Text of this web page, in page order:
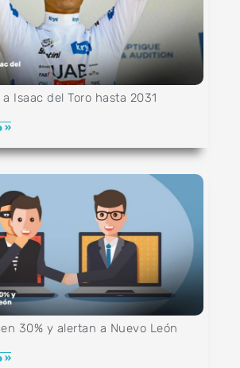
Isaac del Toro hasta 2031
»
30% y alertan a Nuevo León
»